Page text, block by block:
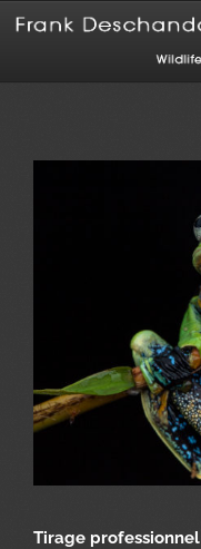
Tirage professionnel